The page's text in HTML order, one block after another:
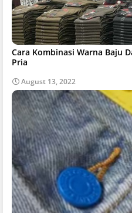
Cara Kombinasi Warna Baju
Pria
August 13, 2022